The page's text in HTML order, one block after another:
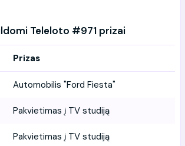
Teleloto #971 prizai
Prizas
Automobilis "Ford Fiesta"
Pakvietimas į TV studiją
Pakvietimas į TV studiją